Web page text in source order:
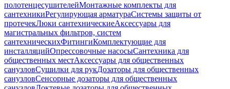
полотенцесушителейМонтажные комплекты для
сантехникиРегулирующая арматураСистемы защиты от
протечекЛюки сантехническиеАксессуары для
магистральных фильтров, систем
сантехническихФитингиКомплектующие для
инсталляцийОпрессовочные насосыСантехника для
общественных местАксессуары для общественных
санузловСушилки для рукДозаторы для общественных
санузловСенсорные дозаторы для общественных